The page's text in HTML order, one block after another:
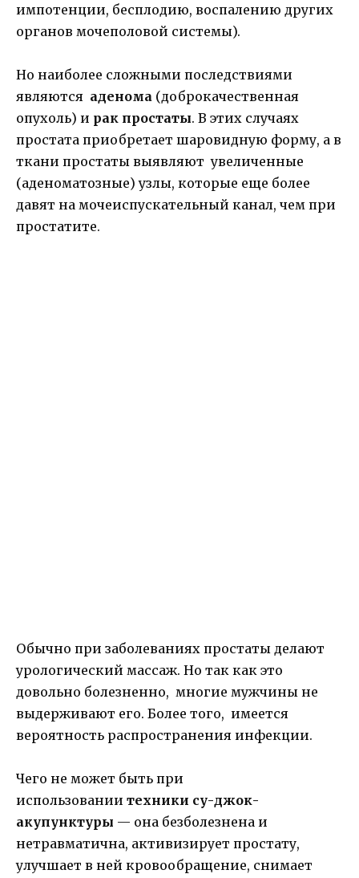
импотенции, бесплодию, воспалению других
органов мочеполовой системы).
Но наиболее сложными последствиями
являются аденома (доброкачественная
опухоль) и рак простаты. В этих случаях
простата приобретает шаровидную форму, а в
ткани простаты выявляют увеличенные
(аденоматозные) узлы, которые еще более
давят на мочеиспускательный канал, чем при
простатите.
Обычно при заболеваниях простаты делают
урологический массаж. Но так как это
довольно болезненно, многие мужчины не
выдерживают его. Более того, имеется
вероятность распространения инфекции.
Чего не может быть при
использовании техники су-джок-
акупунктуры — она безболезнена и
нетравматична, активизирует простату,
улучшает в ней кровообращение, снимает